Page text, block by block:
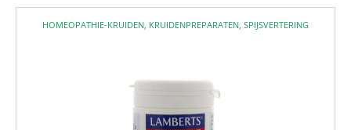
HOMEOPATHIE-KRUIDEN KRUIDENPREPARATEN SPIJSVERTERING